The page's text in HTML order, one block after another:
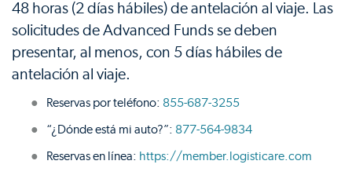
48 horas (2 días hábiles) de antelación al viaje. Las
solicitudes de Advanced Funds se deben
presentar, al menos, con 5 días hábiles de
antelación al viaje.
Reservas por teléfono: 855-687-3255
“¿Dónde está mi auto?”: 877-564-9834
Reservas en línea: https://member.logisticare.com